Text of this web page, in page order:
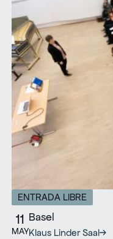
ENTRADA LIBRE
11
MAY
Basel
Klaus Linder Saal